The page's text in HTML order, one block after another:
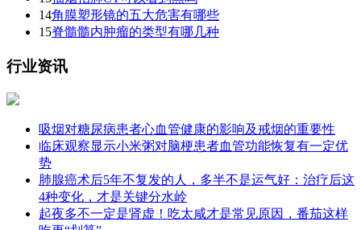
14角膜塑形镜的五大危害有哪些
15脊髓髓内肿瘤的类型有哪几种
行业资讯
吸烟对糖尿病患者心血管健康的影响及戒烟的重要性
临床观察显示小米粥对脑梗患者血管功能恢复有一定优
势
肺腺癌术后5年不复发的人，多半不是运气好：治疗后这
4种变化，才是关键分水岭
起夜多不一定是肾虚！吃太咸才是常见原因，番茄这样